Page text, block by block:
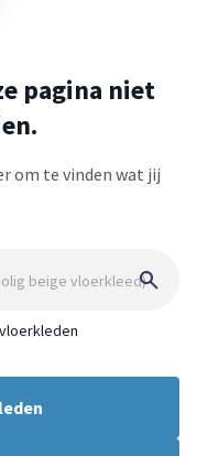
pagina niet
om te vinden wat jij